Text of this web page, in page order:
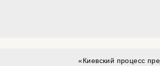
«Киевский процесс